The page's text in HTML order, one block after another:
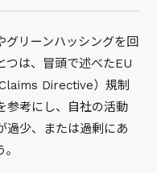
グリーンハッシングを回
つは、冒頭で述べたEU
Directive）規制
参考にし、自社の活動
過少、または過剰にあ